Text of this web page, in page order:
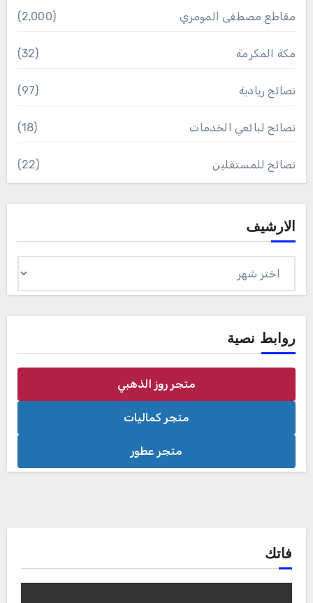
مقاطع مصطفى المومري (2٬000)
مكة المكرمة (32)
نصائح ريادية (97)
نصائح لبائعي الخدمات (18)
نصائح للمستقلين (22)
الارشيف
روابط نصية
متجر روز الذهبي
متجر كماليات
متجر عطور
فاتك